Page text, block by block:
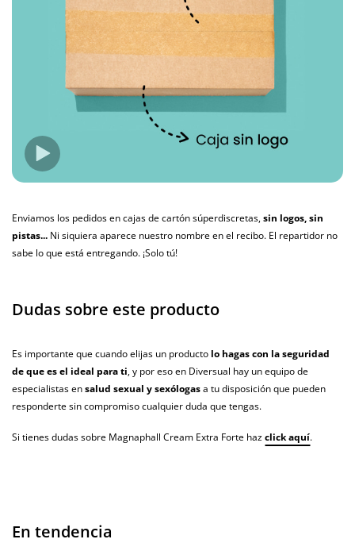
Enviamos los pedidos en cajas de cartón súperdiscretas,sin logos, sin
pistas... Ni siquiera aparece nuestro nombre en el recibo. El repartidor no
sabe lo que está entregando. ¡Solo tú!
Dudas sobre este producto
Es importante que cuando elijas un producto lo hagas con la seguridad
de que es el ideal para ti, y por eso en Diversual hay un equipo de
especialistas ensalud sexual y sexólogasa tu disposición que pueden
responderte sin compromiso cualquier duda que tengas.
Si tienes dudas sobre Magnaphall Cream Extra Forte hazclick aquí.
En tendencia